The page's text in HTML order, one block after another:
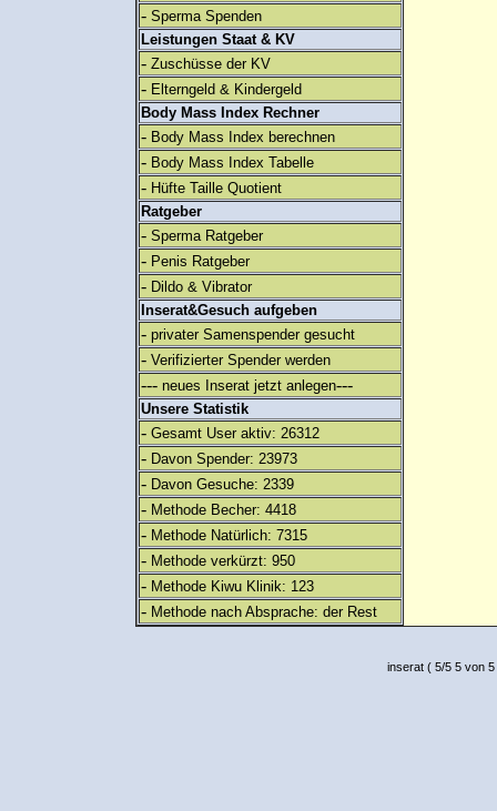
- Sperma Spenden
Leistungen Staat & KV
- Zuschüsse der KV
- Elterngeld & Kindergeld
Body Mass Index Rechner
- Body Mass Index berechnen
- Body Mass Index Tabelle
- Hüfte Taille Quotient
Ratgeber
- Sperma Ratgeber
- Penis Ratgeber
- Dildo & Vibrator
Inserat&Gesuch aufgeben
- privater Samenspender gesucht
- Verifizierter Spender werden
--- neues Inserat jetzt anlegen---
Unsere Statistik
- Gesamt User aktiv: 26312
- Davon Spender: 23973
- Davon Gesuche: 2339
- Methode Becher: 4418
- Methode Natürlich: 7315
- Methode verkürzt: 950
- Methode Kiwu Klinik: 123
- Methode nach Absprache: der Rest
inserat( 5/5 5 von 5